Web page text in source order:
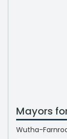
Mayors
Wutha-